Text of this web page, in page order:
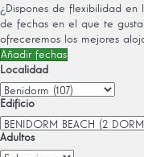
¿Dispones de flexibilidad en
de fechas en el que te
ofreceremos los mejores
Añadir fechas
Localidad
Edificio
Adultos